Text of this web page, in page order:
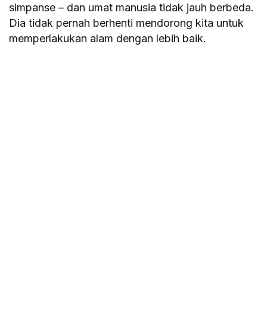
simpanse – dan umat manusia tidak jauh berbeda.
Dia tidak pernah berhenti mendorong kita untuk
memperlakukan alam dengan lebih baik.